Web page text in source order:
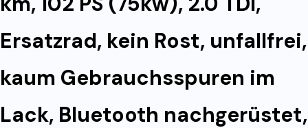
Ersatzrad, kein Rost, unfallfrei,
kaum Gebrauchsspuren im
Lack, Bluetooth nachgerüstet,